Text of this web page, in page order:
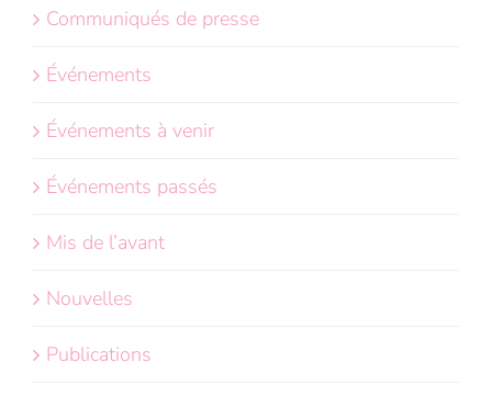
Communiqués de presse
Événements
Événements à venir
Événements passés
Mis de l’avant
Nouvelles
Publications